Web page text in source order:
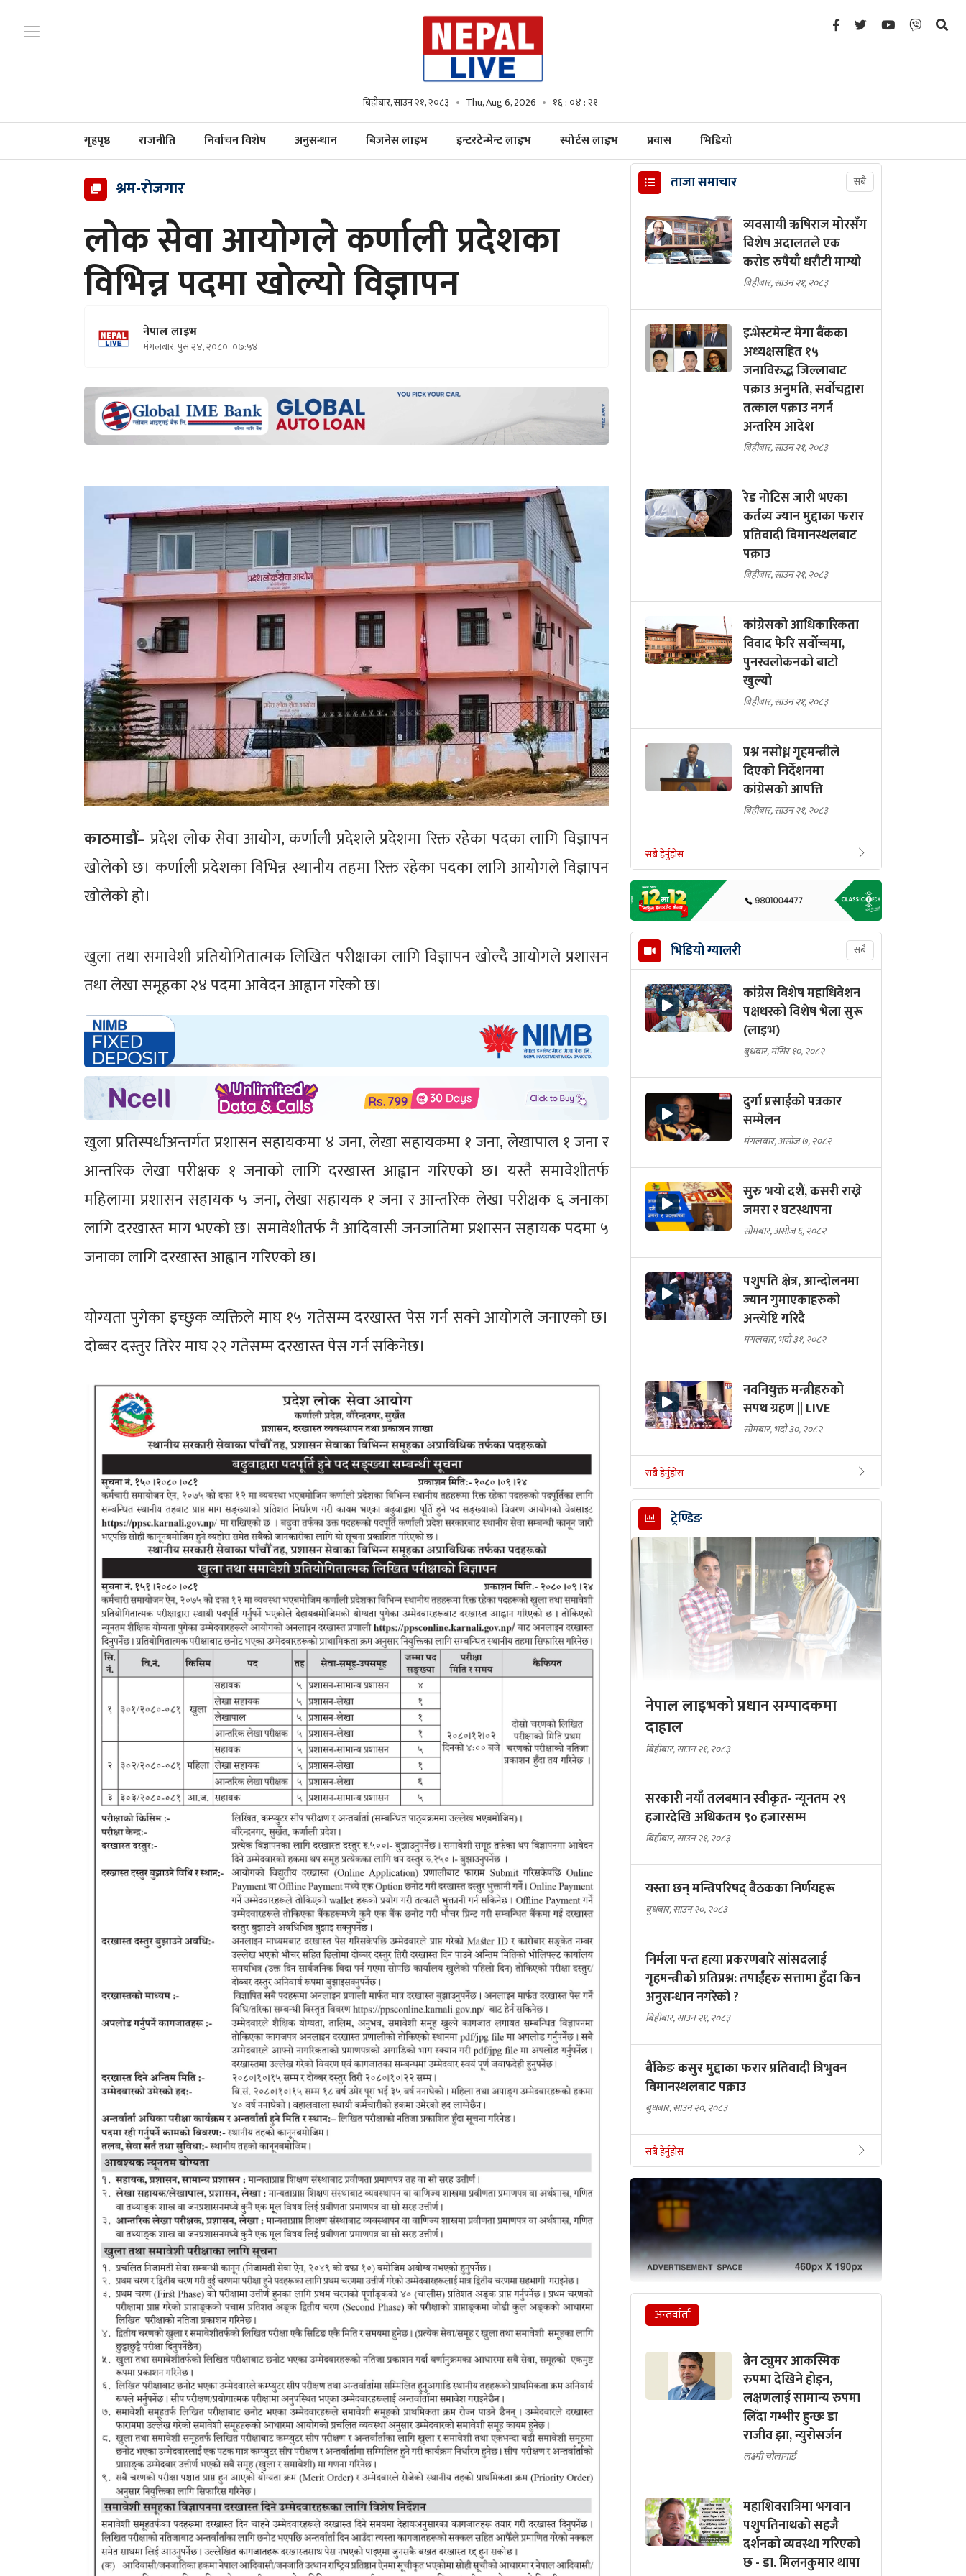
बिहीबार, साउन २१, २०८३ Thu, Aug 6, 2026 १६ : ०४ : २२
गृहपृष्ठ राजनीति निर्वाचन विशेष अनुसन्धान बिजनेस लाइभ इन्टरटेन्मेन्ट लाइभ स्पोर्टस लाइभ प्रवास भिडियो
श्रम-रोजगार
लोक सेवा आयोगले कर्णाली प्रदेशका
विभिन्न पदमा खोल्यो विज्ञापन
नेपाल लाइभ
मंगलबार, पुस २४, २०८० ०७:५४
काठमाडौं– प्रदेश लोक सेवा आयोग, कर्णाली प्रदेशले प्रदेशमा रिक्त रहेका पदका लागि विज्ञापन
खोलेको छ। कर्णाली प्रदेशका विभिन्न स्थानीय तहमा रिक्त रहेका पदका लागि आयोगले विज्ञापन
खोलेको हो।
खुला तथा समावेशी प्रतियोगितात्मक लिखित परीक्षाका लागि विज्ञापन खोल्दै आयोगले प्रशासन
तथा लेखा समूहका २४ पदमा आवेदन आह्वान गरेको छ।
खुला प्रतिस्पर्धाअन्तर्गत प्रशासन सहायकमा ४ जना, लेखा सहायकमा १ जना, लेखापाल १ जना र
आन्तरिक लेखा परीक्षक १ जनाको लागि दरखास्त आह्वान गरिएको छ। यस्तै समावेशीतर्फ
महिलामा प्रशासन सहायक ५ जना, लेखा सहायक १ जना र आन्तरिक लेखा परीक्षक ६ जनाका
लागि दरखास्त माग भएको छ। समावेशीतर्फ नै आदिवासी जनजातिमा प्रशासन सहायक पदमा ५
जनाका लागि दरखास्त आह्वान गरिएको छ।
योग्यता पुगेका इच्छुक व्यक्तिले माघ १५ गतेसम्म दरखास्त पेस गर्न सक्ने आयोगले जनाएको छ।
दोब्बर दस्तुर तिरेर माघ २२ गतेसम्म दरखास्त पेस गर्न सकिनेछ।
ताजा समाचार सबै
व्यवसायी ऋषिराज मोरसँग
विशेष अदालतले एक
करोड रुपैयाँ धरौटी माग्यो
बिहीबार, साउन २१, २०८३
इन्भेस्टमेन्ट मेगा बैंकका
अध्यक्षसहित १५
जनाविरुद्ध जिल्लाबाट
पक्राउ अनुमति, सर्वोचद्वारा
तत्काल पक्राउ नगर्न
अन्तरिम आदेश
बिहीबार, साउन २१, २०८३
रेड नोटिस जारी भएका
कर्तव्य ज्यान मुद्दाका फरार
प्रतिवादी विमानस्थलबाट
पक्राउ
बिहीबार, साउन २१, २०८३
कांग्रेसको आधिकारिकता
विवाद फेरि सर्वोच्चमा,
पुनरवलोकनको बाटो
खुल्यो
बिहीबार, साउन २१, २०८३
प्रश्न नसोध्न गृहमन्त्रीले
दिएको निर्देशनमा
कांग्रेसको आपत्ति
बिहीबार, साउन २१, २०८३
सबै हेर्नुहोस
भिडियो ग्यालरी सबै
कांग्रेस विशेष महाधिवेशन
पक्षधरको विशेष भेला सुरू
(लाइभ)
बुधबार, मंसिर १०, २०८२
दुर्गा प्रसाईको पत्रकार
सम्मेलन
मंगलबार, असोज ७, २०८२
सुरु भयो दशैं, कसरी राख्ने
जमरा र घटस्थापना
सोमबार, असोज ६, २०८२
पशुपति क्षेत्र, आन्दोलनमा
ज्यान गुमाएकाहरुको
अन्त्येष्टि गरिदै
मंगलबार, भदौ ३१, २०८२
नवनियुक्त मन्त्रीहरुको
सपथ ग्रहण || LIVE
सोमबार, भदौ ३०, २०८२
सबै हेर्नुहोस
ट्रेण्डिङ
नेपाल लाइभको प्रधान सम्पादकमा
दाहाल
बिहीबार, साउन २१, २०८३
सरकारी नयाँ तलबमान स्वीकृत- न्यूनतम २९
हजारदेखि अधिकतम ९० हजारसम्म
बिहीबार, साउन २१, २०८३
यस्ता छन् मन्त्रिपरिषद् बैठकका निर्णयहरू
बुधबार, साउन २०, २०८३
निर्मला पन्त हत्या प्रकरणबारे सांसदलाई
गृहमन्त्रीको प्रतिप्रश्न: तपाईंहरु सत्तामा हुँदा किन
अनुसन्धान नगरेको ?
बिहीबार, साउन २१, २०८३
बैंकिङ कसुर मुद्दाका फरार प्रतिवादी त्रिभुवन
विमानस्थलबाट पक्राउ
बुधबार, साउन २०, २०८३
सबै हेर्नुहोस
अन्तर्वार्ता
ब्रेन ट्युमर आकस्मिक
रुपमा देखिने होइन,
लक्षणलाई सामान्य रुपमा
लिँदा गम्भीर हुन्छः डा
राजीव झा, न्युरोसर्जन
लक्ष्मी चौलागाईं
महाशिवरात्रिमा भगवान
पशुपतिनाथको सहजै
दर्शनको व्यवस्था गरिएको
छ - डा. मिलनकुमार थापा